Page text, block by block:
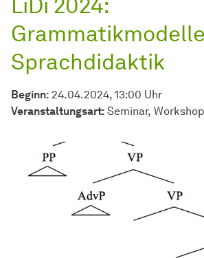
Sprachdidaktik
Beginn: 24.04.2024, 13:00 Uhr
Veran­stal­tungs­art: Seminar Workshop